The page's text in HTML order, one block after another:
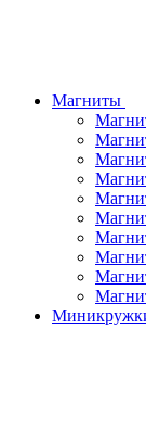
Магниты